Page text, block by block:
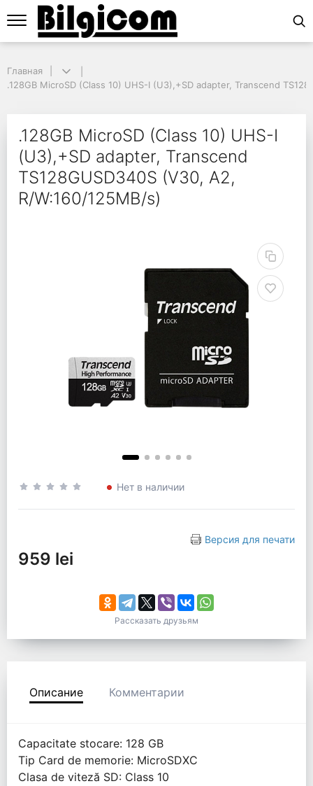
.128GB MicroSD (Class 10) UHS-I (U3),+SD adapter, Transcend
.128GB MicroSD
Главная
.128GB MicroSD (Class 10) UHS-I (U3),+SD adapter, Transcend
.128GB MicroSD (Class 10) UHS-I
(U3),+SD adapter, Transcend
TS128GUSD340S (V30, A2,
R/W:160/125MB/s)
Нет в наличии
Версия для печати
959 lei
Рассказать друзьям
Описание Комментарии
Capacitate stocare: 128 GB
Tip Card de memorie: MicroSDXC
Clasa de viteză SD: Class 10